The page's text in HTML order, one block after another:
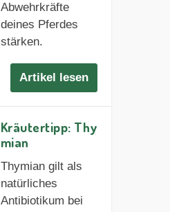
Abwehrkräfte
deines Pferdes
stärken.
Artikel lesen
Kräutertipp: Thy
mian
Thymian gilt als
natürliches
Antibiotikum bei